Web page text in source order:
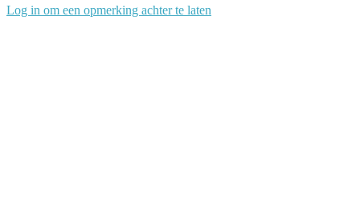
Log in om een opmerking achter te laten